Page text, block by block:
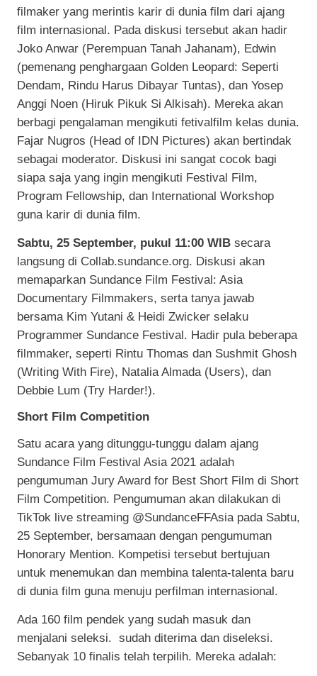
filmaker yang merintis karir di dunia film dari ajang
film internasional. Pada diskusi tersebut akan hadir
Joko Anwar (Perempuan Tanah Jahanam), Edwin
(pemenang penghargaan Golden Leopard: Seperti
Dendam, Rindu Harus Dibayar Tuntas), dan Yosep
Anggi Noen (Hiruk Pikuk Si Alkisah). Mereka akan
berbagi pengalaman mengikuti fetivalfilm kelas dunia.
Fajar Nugros (Head of IDN Pictures) akan bertindak
sebagai moderator. Diskusi ini sangat cocok bagi
siapa saja yang ingin mengikuti Festival Film,
Program Fellowship, dan International Workshop
guna karir di dunia film.
Sabtu, 25 September, pukul 11:00 WIB secara
langsung di Collab.sundance.org. Diskusi akan
memaparkan Sundance Film Festival: Asia
Documentary Filmmakers, serta tanya jawab
bersama Kim Yutani & Heidi Zwicker selaku
Programmer Sundance Festival. Hadir pula beberapa
filmmaker, seperti Rintu Thomas dan Sushmit Ghosh
(Writing With Fire), Natalia Almada (Users), dan
Debbie Lum (Try Harder!).
Short Film Competition
Satu acara yang ditunggu-tunggu dalam ajang
Sundance Film Festival Asia 2021 adalah
pengumuman Jury Award for Best Short Film di Short
Film Competition. Pengumuman akan dilakukan di
TikTok live streaming @SundanceFFAsia pada Sabtu,
25 September, bersamaan dengan pengumuman
Honorary Mention. Kompetisi tersebut bertujuan
untuk menemukan dan membina talenta-talenta baru
di dunia film guna menuju perfilman internasional.
Ada 160 film pendek yang sudah masuk dan
menjalani seleksi. sudah diterima dan diseleksi.
Sebanyak 10 finalis telah terpilih. Mereka adalah: